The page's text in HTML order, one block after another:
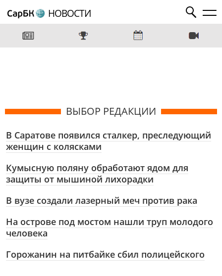
НОВОСТИ
ВЫБОР РЕДАКЦИИ
В Саратове появился сталкер, преследующий
женщин с колясками
Кумысную поляну обработают ядом для
защиты от мышиной лихорадки
В вузе создали лазерный меч против рака
На острове под мостом нашли труп молодого
человека
Горожанин на питбайке сбил полицейского